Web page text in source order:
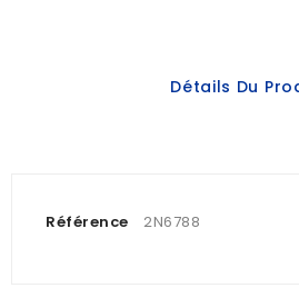
Détails Du
Référence 2N6788